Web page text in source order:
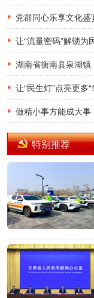
党群同心乐享文化
让“流量密码”解锁为
让“民生灯”点亮更多
做精小事方能成大事
特别推荐